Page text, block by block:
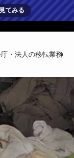
見てみる
・法人の移転業務